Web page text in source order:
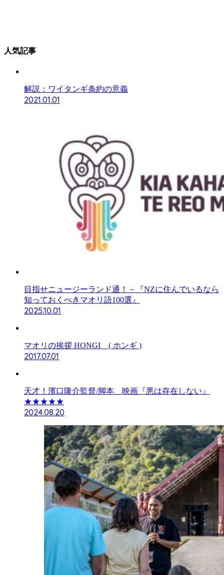
人気記事
解説：ワイタンギ条約の意義
2021.01.01
目指せニュージーランド通！－『NZに住んでいるなら
知っておくべきマオリ語100選』
2025.10.01
マオリの挨拶 HONGI ( ホンギ )
2017.07.01
天才！濱口隆介監督/脚本 映画『悪は存在しない』
★★★★★
2024.08.20